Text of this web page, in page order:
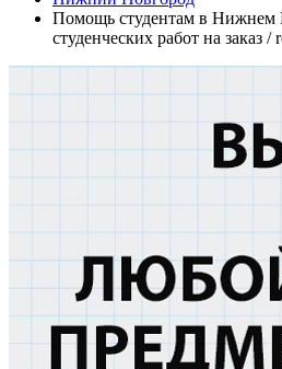
Помощь студентам в Нижнем
студенческих работ на заказ /